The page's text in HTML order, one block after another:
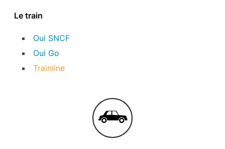
Le train
Oui SNCF
Oui Go
Trainline